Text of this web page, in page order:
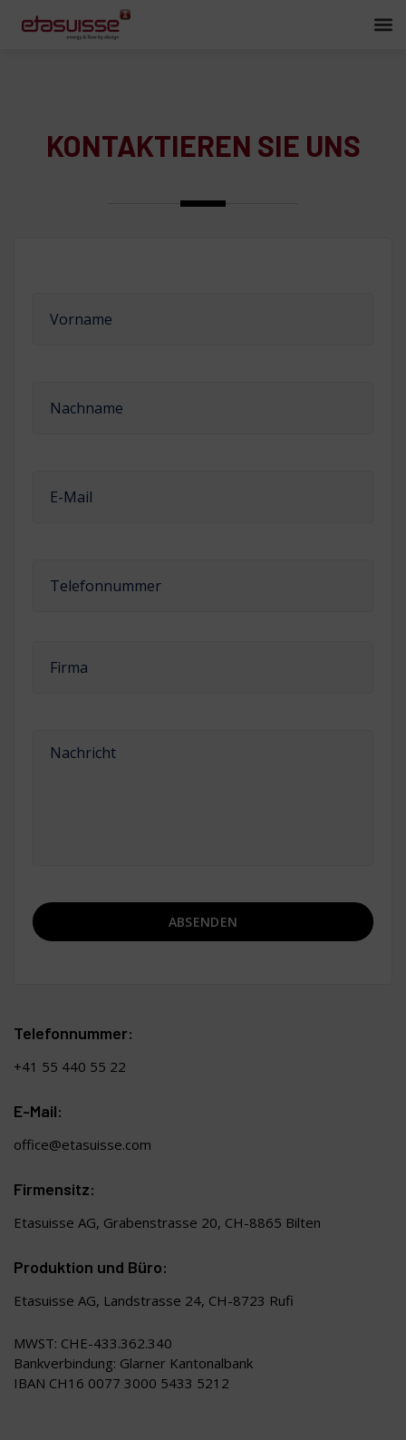
KONTAKTIEREN SIE UNS
ABSENDEN
Telefonnummer:
+41 55 440 55 22
E-Mail:
office@etasuisse.com
Firmensitz:
Etasuisse AG, Grabenstrasse 20, CH-8865 Bilten
Produktion und Büro:
Etasuisse AG, Landstrasse 24, CH-8723 Rufi
MWST: CHE-433.362.340
Bankverbindung: Glarner Kantonalbank
IBAN CH16 0077 3000 5433 5212